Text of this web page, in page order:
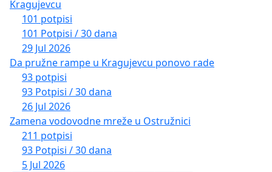
Kragujevcu
101 potpisi
101 Potpisi / 30 dana
29 Jul 2026
Da pružne rampe u Kragujevcu ponovo rade
93 potpisi
93 Potpisi / 30 dana
26 Jul 2026
Zamena vodovodne mreže u Ostružnici
211 potpisi
93 Potpisi / 30 dana
5 Jul 2026